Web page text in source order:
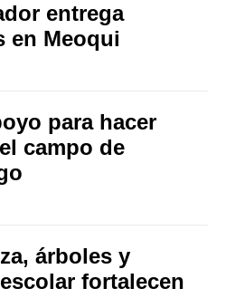
entrega
en Meoqui
para hacer
campo de
árboles y
fortalecen